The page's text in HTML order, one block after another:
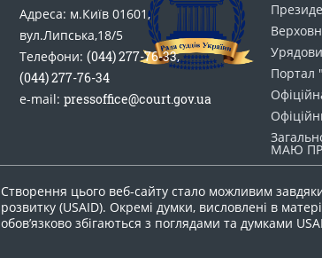
Адреса: м.Київ 01601,
вул.Липська,18/5
Телефони: (044) 277-76-33,
(044) 277-76-34
e-mail: pressoffice@court.gov.ua
Портал
МАЮ
Створення цього веб-сайту стало можливим
розвитку (USAID). Окремі думки, висловлені в
обов’язково збігаються з поглядами та думками